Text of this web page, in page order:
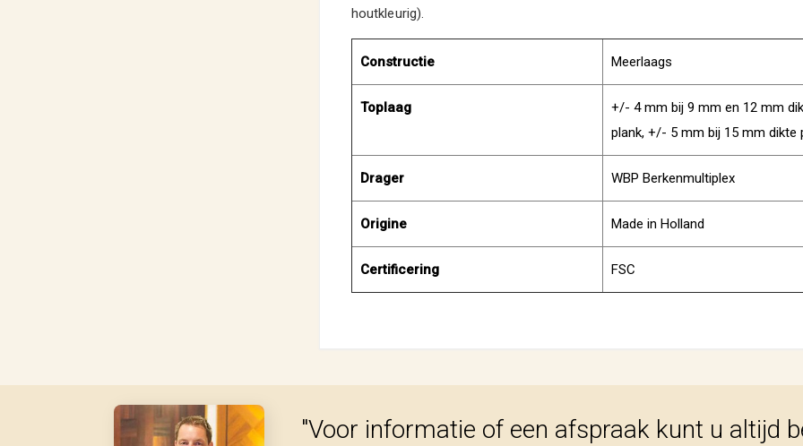
houtkleurig).
Constructie Meerlaags
Toplaag
+/- 4 mm bij 9 mm en 12 mm
plank, +/- 5 mm bij 15 mm dikte
Drager WBP Berkenmultiplex
Origine Made in Holland
Certificering FSC
"Voor informatie of een afspraak kunt u altijd